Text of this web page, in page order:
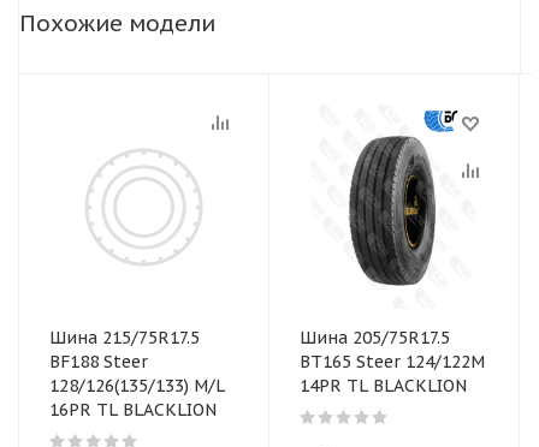
Похожие модели
Шина 215/75R17.5
BF188 Steer
128/126(135/133) M/L
16PR TL BLACKLION
Шина 205/75R17.5
BT165 Steer 124/122M
14PR TL BLACKLION